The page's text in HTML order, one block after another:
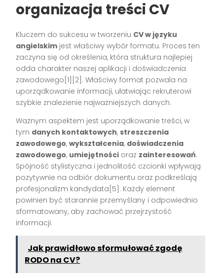
organizacja treści CV
Kluczem do sukcesu w tworzeniu CV w języku
angielskim jest właściwy wybór formatu. Proces ten
zaczyna się od określenia, która struktura najlepiej
odda charakter naszej aplikacji i doświadczenia
zawodowego[1][2]. Właściwy format pozwala na
uporządkowanie informacji, ułatwiając rekruterowi
szybkie znalezienie najważniejszych danych.
Ważnym aspektem jest uporządkowanie treści, w
tym danych kontaktowych, streszczenia
zawodowego,wykształcenia, doświadczenia
zawodowego, umiejętności oraz zainteresowań.
Spójność stylistyczna i jednolitość czcionki wpływają
pozytywnie na odbiór dokumentu oraz podkreślają
profesjonalizm kandydata[5]. Każdy element
powinien być starannie przemyślany i odpowiednio
sformatowany, aby zachować przejrzystość
informacji.
Jak prawidłowo sformułować zgodę
RODO na CV?